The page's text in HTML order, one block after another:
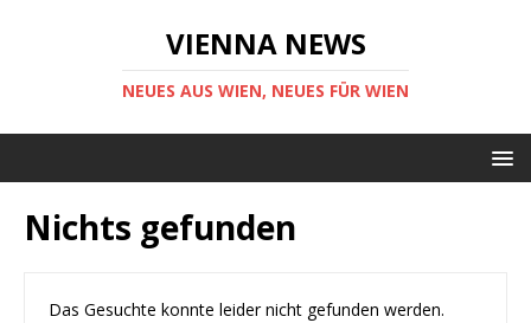
VIENNA NEWS
NEUES AUS WIEN, NEUES FÜR WIEN
Nichts gefunden
Das Gesuchte konnte leider nicht gefunden werden.